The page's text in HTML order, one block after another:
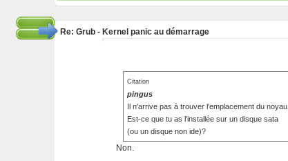
Re: Grub - Kernel panic au démarrage
Citation
pingus
Il n'arrive pas à trouver l'emplacement du noyau.
Est-ce que tu as l'installée sur un disque sata
(ou un disque non ide)?
Non.